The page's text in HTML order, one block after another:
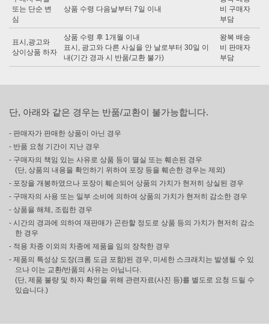
또는 단순 변
심
상품 수령 다음날부터 7일 이내
비 구매자
부담
표시,광고와
상이상품 하자
상품 수령 후 1개월 이내
표시, 광고와 다른 사실을 안 날로부터 30일 이
내(기간 경과 시 반품/교환 불가)
왕복 배송
비 판매자
부담
단, 아래와 같은 경우는 반품/교환이 불가능합니다.
- 판매자가 판매한 상품이 아닌 경우
- 반품 요청 기간이 지난 경우
- 구매자의 책임 있는 사유로 상품 등이 멸실 또는 훼손된 경우
(단, 상품의 내용을 확인하기 위하여 포장 등을 훼손한 경우는 제외)
- 포장을 개봉하였으나 포장이 훼손되어 상품의 가치가 현저히 상실된 경우
- 구매자의 사용 또는 일부 소비에 의하여 상품의 가치가 현저히 감소한 경우
- 상품을 해체, 조립한 경우
- 시간의 경과에 의하여 재판매가 곤란할 정도로 상품 등의 가치가 현저히 감소
한 경우
- 적용 차종 이외의 차종에 제품을 임의 장착한 경우
- 제품의 특성상 도장(크롬 도금 포함)된 경우, 미세한 스크래치는 발생될 수 있
으나 이는 교환/반품의 사유는 아닙니다.
(단, 제품 불량 및 하자 확인을 위해 관련자료(사진 등)를 별도로 요청 드릴 수
있습니다.)